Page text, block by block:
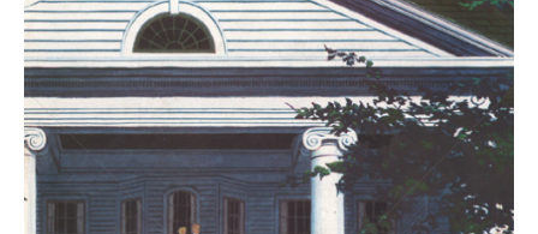
Einst und Heute
Marken
Konzerne
Epoche